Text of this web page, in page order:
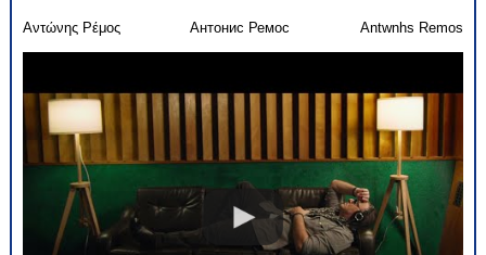
Αντώνης Ρέμος Антонис Ремос Antwnhs Remos